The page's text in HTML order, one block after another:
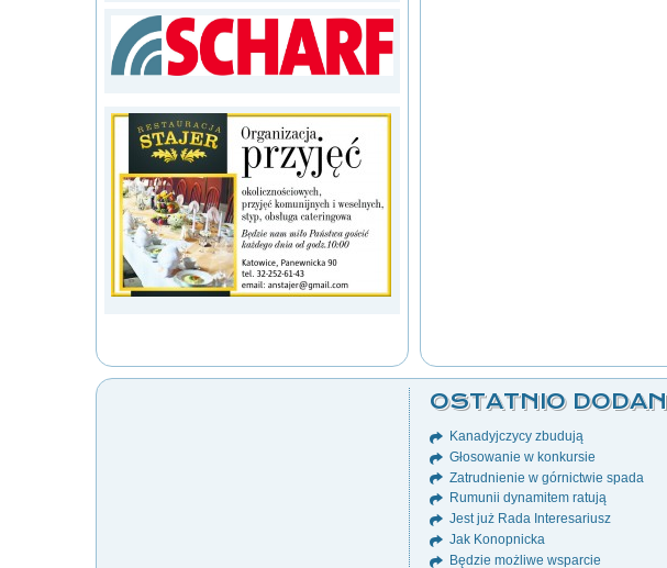
OSTATNIO
Kanadyjczycy zbudują
Głosowanie w konkursie
Zatrudnienie w górnictwie spada
Rumunii dynamitem ratują
Jest już Rada Interesariusz
Jak Konopnicka
Będzie możliwe wsparcie